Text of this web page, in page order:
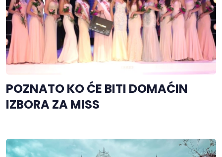
POZNATO KO ĆE BITI DOMAĆIN
IZBORA ZA MISS